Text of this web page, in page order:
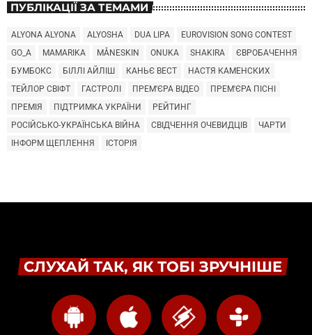
ПУБЛІКАЦІЇ ЗА ТЕМАМИ
ALYONA ALYONA ALYOSHA DUA LIPA
EUROVISION SONG CONTEST
GO_A
MAMARIKA MÅNESKIN ONUKA SHAKIRA
ЄВРОБАЧЕННЯ
БУМБОКС
БІЛЛІ АЙЛІШ КАНЬЄ ВЕСТ
НАСТЯ КАМЕНСКИХ
ТЕЙЛОР СВІФТ
ГАСТРОЛІ ПРЕМ'ЄРА ВІДЕО
ПРЕМ'ЄРА ПІСНІ
ПРЕМІЯ
ПІДТРИМКА УКРАЇНИ
РЕЙТИНГ
РОСІЙСЬКО-УКРАЇНСЬКА ВІЙНА
СВІДЧЕННЯ ОЧЕВИДЦІВ
ЧАРТИ
ІНФОРМ ЩЕПЛЕННЯ
ІСТОРІЯ
СЛУХАЙ ТАК, ЯК ТОБІ ЗРУЧНІШЕ